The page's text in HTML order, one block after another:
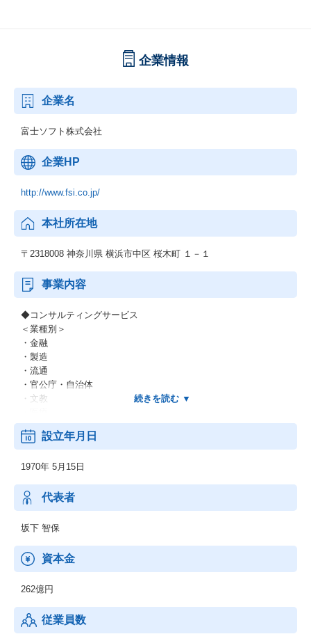
企業情報
企業名
富士ソフト株式会社
企業HP
http://www.fsi.co.jp/
本社所在地
〒2318008 神奈川県 横浜市中区 桜木町 １－１
事業内容
◆コンサルティングサービス
＜業種別＞
・金融
・製造
・流通
・官公庁・自治体
・文教
・他
＜業務別＞
・CRM
・SFA
・SCM
・ERP
・WEB
＜IT基盤、ネットワーク＞
・ネットワーク
・先端IT
・ミドルウェア
◆制御系システムサービス
設立年月日
1970年 5月15日
代表者
坂下 智保
資本金
262億円
従業員数